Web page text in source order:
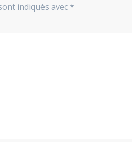
indiqués avec *